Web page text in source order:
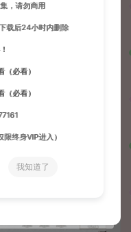
，请勿商用
载后24小时内删除
（必看）
（必看）
终身VIP进入）
我知道了